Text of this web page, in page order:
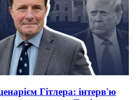
Гітлера: інтерв'ю